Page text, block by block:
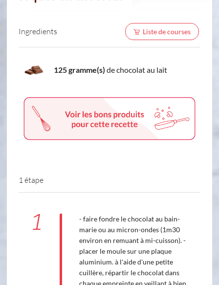
Ingredients Liste de courses
125 gramme(s) de chocolat au lait
1 étape
1
- faire fondre le chocolat au bain-
marie ou au micron-ondes (1m30
environ en remuant à mi-cuisson). -
placer le moule sur une plaque
aluminium. à l'aide d'une petite
cuillère, répartir le chocolat dans